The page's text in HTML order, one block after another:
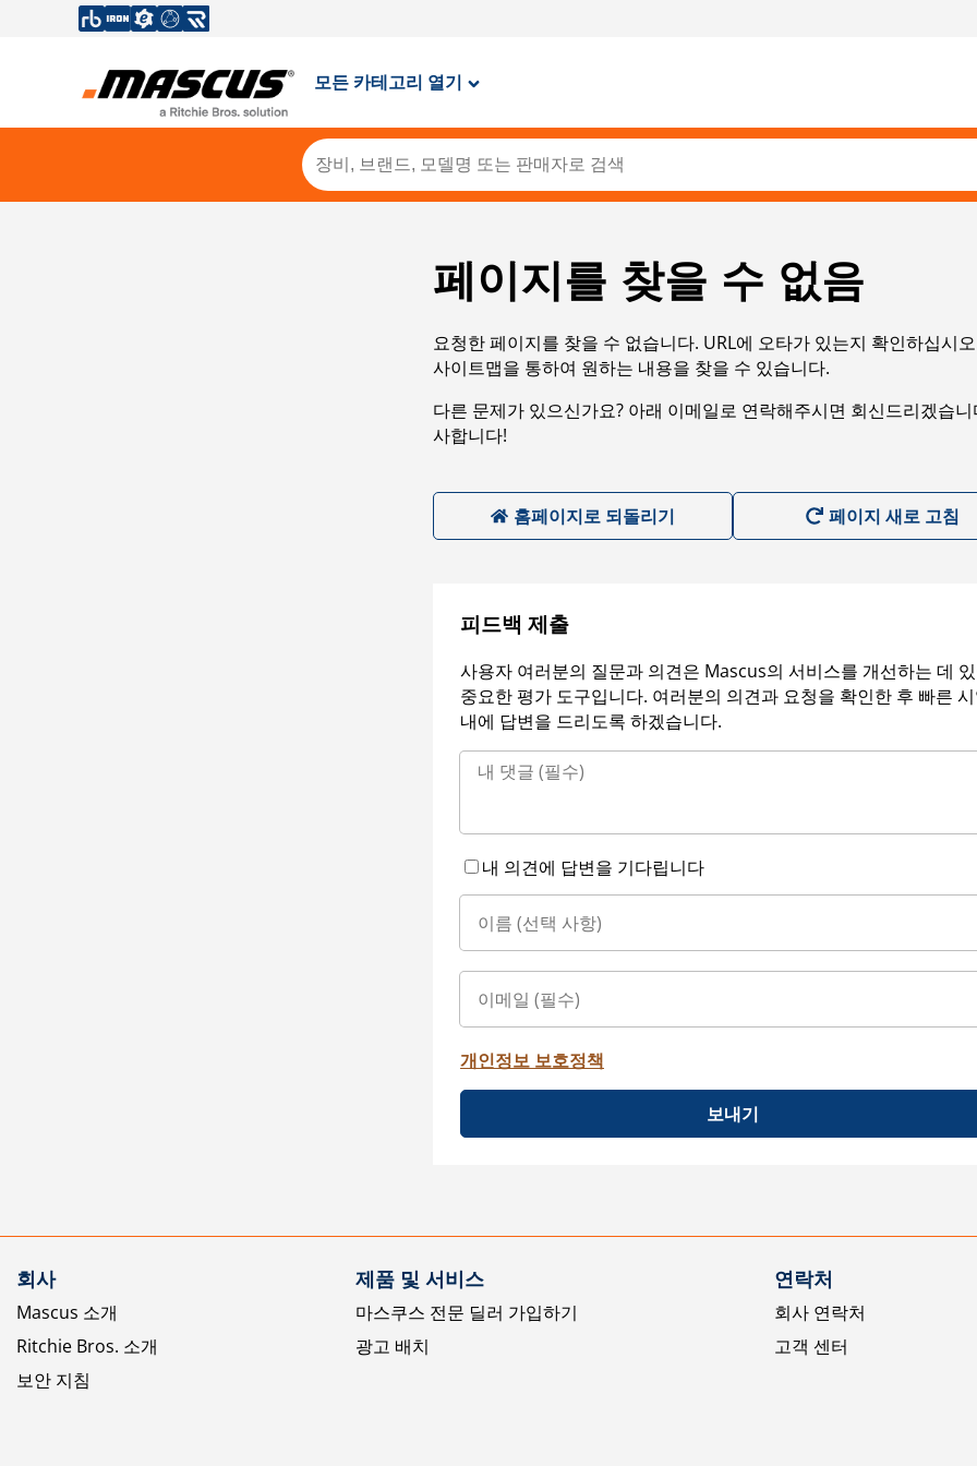
모든 카테고리 열기
페이지를 찾을 수 없음
요청한 페이지를 찾을 수 없습니다. URL에 오타가 있는지 확인하십시
사이트맵을 통하여 원하는 내용을 찾을 수 있습니다.
다른 문제가 있으신가요? 아래 이메일로 연락해주시면 회신드리겠습
사합니다!
홈페이지로 되돌리기 페이지 새로 고침
피드백 제출
사용자 여러분의 질문과 의견은 Mascus의 서비스를 개선하는 데
중요한 평가 도구입니다. 여러분의 의견과 요청을 확인한 후 빠른
내에 답변을 드리도록 하겠습니다.
내 의견에 답변을 기다립니다
개인정보 보호정책
보내기
회사
Mascus 소개
Ritchie Bros. 소개
보안 지침
제품 및 서비스
마스쿠스 전문 딜러 가입하기
광고 배치
연락처
회사 연락처
고객 센터